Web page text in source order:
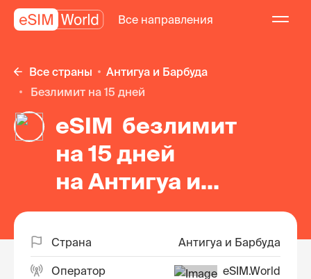
Все направления
Все страны
Антигуа и Барбуда
безлимит на 15 дней
eSIM безлимит
на 15 дней
на Антигуа и
Барбуде
Страна Антигуа и Барбуда
Оператор eSIM.World